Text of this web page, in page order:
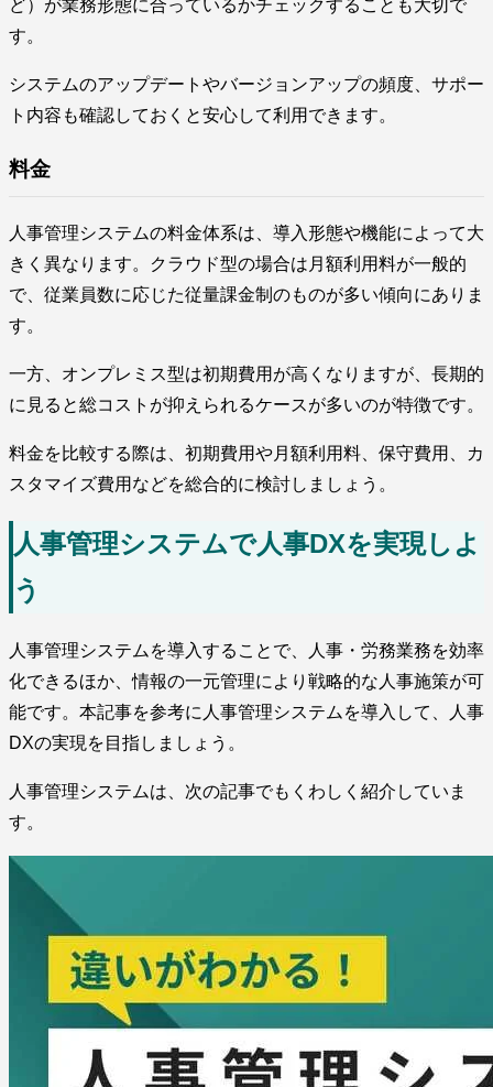
ど）が業務形態に合っているかチェックすることも大切で
す。
システムのアップデートやバージョンアップの頻度、サポー
ト内容も確認しておくと安心して利用できます。
料金
人事管理システムの料金体系は、導入形態や機能によって大
きく異なります。クラウド型の場合は月額利用料が一般的
で、従業員数に応じた従量課金制のものが多い傾向にありま
す。
一方、オンプレミス型は初期費用が高くなりますが、長期的
に見ると総コストが抑えられるケースが多いのが特徴です。
料金を比較する際は、初期費用や月額利用料、保守費用、カ
スタマイズ費用などを総合的に検討しましょう。
人事管理システムで人事DXを実現しよ
う
人事管理システムを導入することで、人事・労務業務を効率
化できるほか、情報の一元管理により戦略的な人事施策が可
能です。本記事を参考に人事管理システムを導入して、人事
DXの実現を目指しましょう。
人事管理システムは、次の記事でもくわしく紹介していま
す。